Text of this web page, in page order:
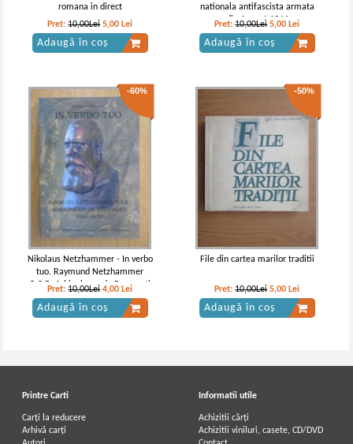
romana in direct
Pret:10,00Lei 5,00 Lei
Adaugă în coș
nationala antifascista armata
din August 1944
Pret:10,00Lei 5,00 Lei
Adaugă în coș
-60%
Nikolaus Netzhammer - In verbo
tuo. Raymund Netzhammer
O.S.B, Arhiepiscop de Bucuresti
1905-1924
Pret:10,00Lei 4,00 Lei
Adaugă în coș
-50%
File din cartea marilor traditii
Pret:10,00Lei 5,00 Lei
Adaugă în coș
Printre Carti
Carți la reducere
Arhivă carți
Informatii utile
Achizitii cărți
Achizitii viniluri, casete, CD/DVD